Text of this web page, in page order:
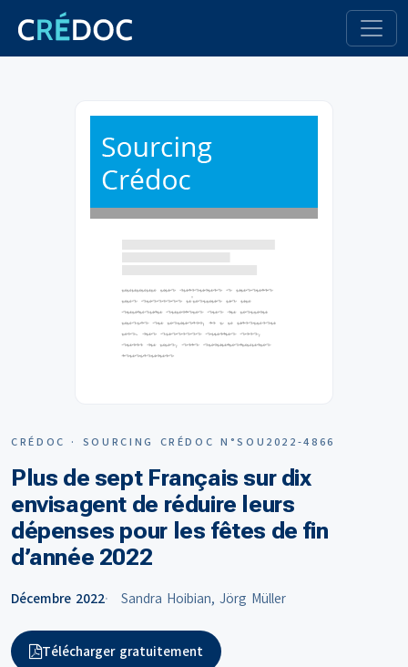
CRÉDOC · SOURCING CRÉDOC N°SOU2022-4866
Plus de sept Français sur dix
envisagent de réduire leurs
dépenses pour les fêtes de fin
d’année 2022
Décembre 2022 Sandra Hoibian, Jörg Müller
Télécharger gratuitement